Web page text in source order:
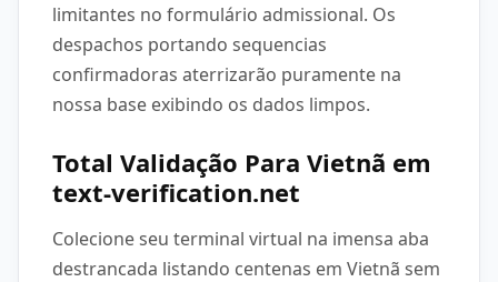
limitantes no formulário admissional. Os
despachos portando sequencias
confirmadoras aterrizarão puramente na
nossa base exibindo os dados limpos.
Total Validação Para Vietnã em
text-verification.net
Colecione seu terminal virtual na imensa aba
destrancada listando centenas em Vietnã sem